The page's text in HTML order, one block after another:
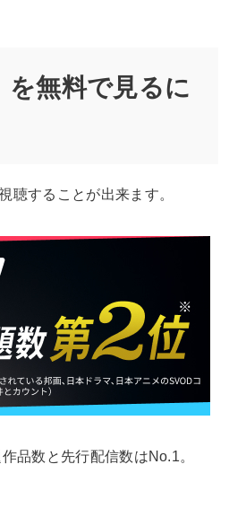
を無料で見るに
聴することが出来ます。
品数と先行配信数はNo.1。